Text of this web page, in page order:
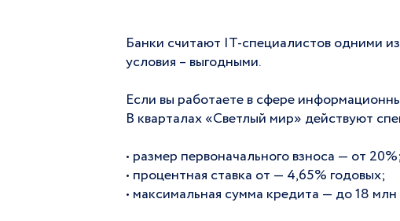
Банки считают IT-специалистов одними
условия – выгодными.
Если вы работаете в сфере
В кварталах «Светлый мир» действуют
• размер первоначального взноса — от
• процентная ставка от — 4,65% годовых;
• максимальная сумма кредита — до 18